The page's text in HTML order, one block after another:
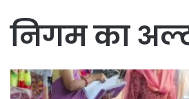
निगम का